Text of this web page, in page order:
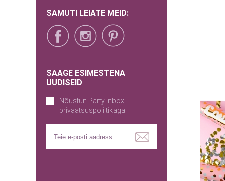
SAMUTI LEIATE MEID:
SAAGE ESIMESTENA
UUDISEID
Nõustun Party Inboxi
privaatsuspoliitikaga